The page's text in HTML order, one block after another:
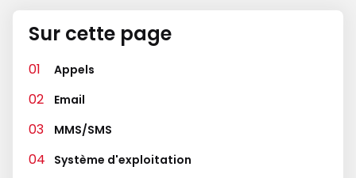
Sur cette page
Appels
Email
MMS/SMS
Système d'exploitation